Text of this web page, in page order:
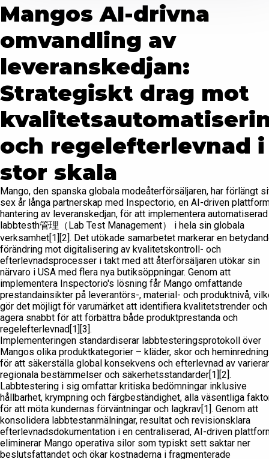
Mangos AI-drivna
omvandling av
leveranskedjan:
Strategiskt drag mot
och regelefterlevnad i
stor skala
Mango, den spanska globala modeåterförsäljaren, har förlängt
sex år långa partnerskap med Inspectorio, en AI-driven
hantering av leveranskedjan, för att implementera automatiserad
labbtesth管理（Lab Test Management） i hela sin globala
verksamhet[1][2]. Det utökade samarbetet markerar en
förändring mot digitalisering av kvalitetskontroll- och
efterlevnadsprocesser i takt med att återförsäljaren utökar sin
närvaro i USA med flera nya butiksöppningar. Genom att
implementera Inspectorio's lösning får Mango omfattande
prestandainsikter på leverantörs-, material- och produktnivå,
gör det möjligt för varumärket att identifiera kvalitetstrender och
agera snabbt för att förbättra både produktprestanda och
regelefterlevnad[1][3].
Implementeringen standardiserar labbtesteringsprotokoll över
Mangos olika produktkategorier – kläder, skor och
för att säkerställa global konsekvens och efterlevnad av
regionala bestämmelser och säkerhetsstandarder[1][2].
Labbtestering i sig omfattar kritiska bedömningar inklusive
hållbarhet, krympning och färgbeständighet, alla väsentliga
för att möta kundernas förväntningar och lagkrav[1]. Genom att
konsolidera labbtestanmälningar, resultat och revisionsklara
efterlevnadsdokumentation i en centraliserad, AI-driven
eliminerar Mango operativa silor som typiskt sett saktar ner
beslutsfattandet och ökar kostnaderna i fragmenterade